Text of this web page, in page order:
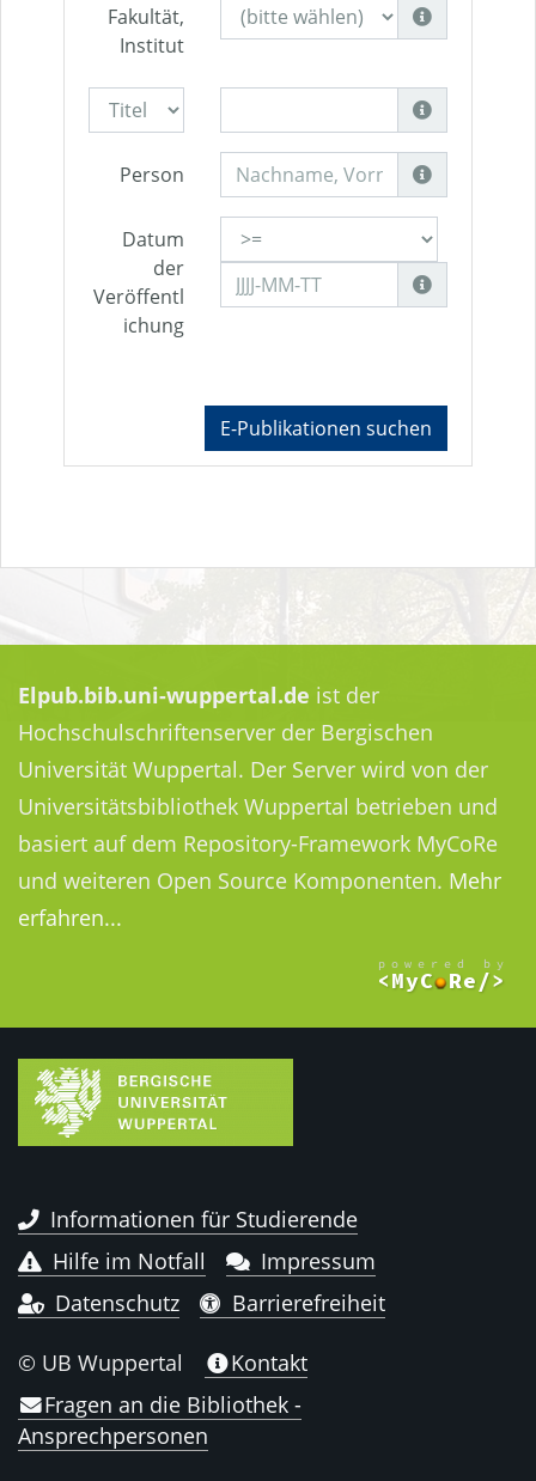
Fakultät,
Institut
Person
Datum
der
Veröffentl
ichung
E-Publikationen suchen
Elpub.bib.uni-wuppertal.de ist der
Hochschulschriftenserver der Bergischen
Universität Wuppertal. Der Server wird von der
Universitätsbibliothek Wuppertal betrieben und
basiert auf dem Repository-Framework MyCoRe
und weiteren Open Source Komponenten. Mehr
erfahren...
Informationen für Studierende
Hilfe im Notfall
Impressum
Datenschutz
Barrierefreiheit
© UB Wuppertal
Kontakt
Fragen an die Bibliothek -
Ansprechpersonen